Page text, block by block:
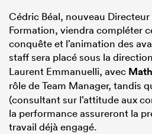
Cédric Béal, nouveau
Formation, viendra compléter
conquête et l’animation des
staff sera placé sous la
Laurent Emmanuelli, avec
rôle de Team Manager, tandis
(consultant sur l’attitude aux
la performance assureront la
travail déjà engagé.